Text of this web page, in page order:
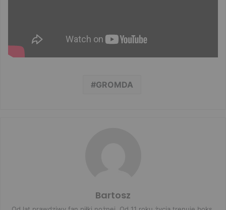
GROMDA
Bartosz